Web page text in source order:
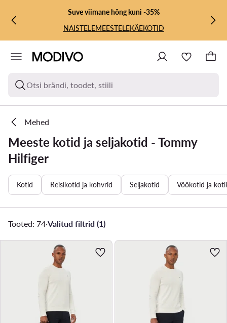
LIIGU PÕHISISU JUURDE
MINE OTSINGUSSESuve viimane hõng kuni -35%
NAISTELEMEESTELEKÄEKOTID
Otsi brändi, toodet, stiili
Mehed
Meeste kotid ja seljakotid - Tommy
Hilfiger
Kotid Reisikotid ja kohvrid Seljakotid Vöökotid ja
Tooted: 74·Valitud filtrid (1)